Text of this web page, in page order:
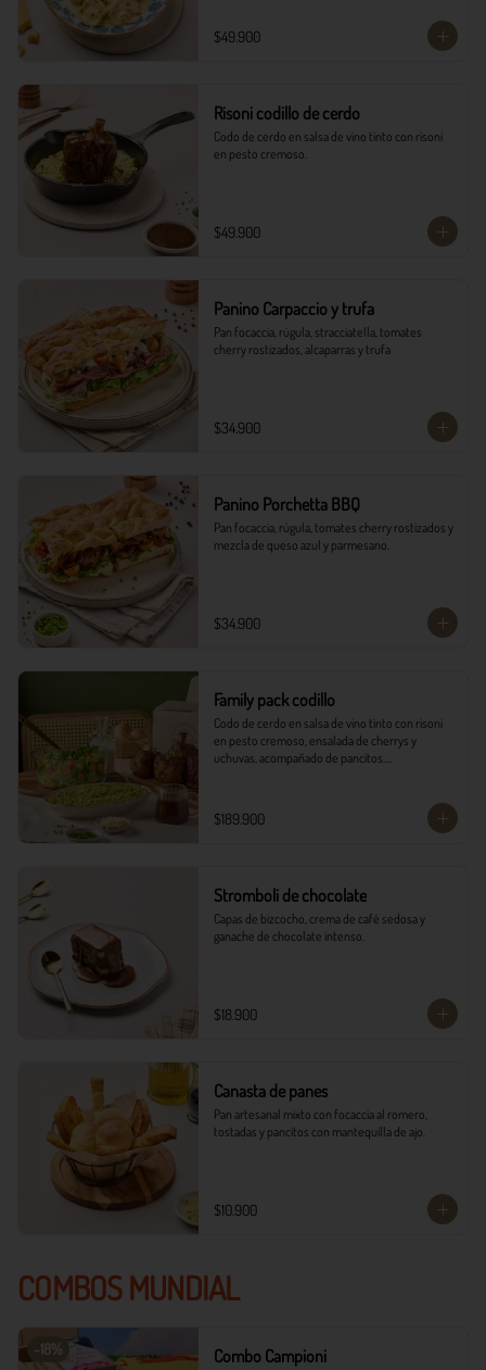
$49.900
Risoni codillo de cerdo
Codo de cerdo en salsa de vino tinto con risoni
en pesto cremoso.​
$49.900
Panino Carpaccio y trufa
Pan focaccia, rúgula, stracciatella, tomates
cherry rostizados, alcaparras y trufa
$34.900
Panino Porchetta BBQ
Pan focaccia, rúgula, tomates cherry rostizados y
mezcla de queso azul y parmesano.
$34.900
Family pack codillo
Codo de cerdo en salsa de vino tinto con risoni
en pesto cremoso, ensalada de cherrys y
uchuvas, acompañado de pancitos.​​
- Risoni (Cantidad ideal para 4 personas)​
- Pancitos​
$189.900
Stromboli de chocolate
Capas de bizcocho, crema de café sedosa y
ganache de chocolate intenso.
$18.900
Canasta de panes
Pan artesanal mixto con focaccia al romero,
tostadas y pancitos con mantequilla de ajo.
$10.900
COMBOS MUNDIAL
-18% Combo Campioni